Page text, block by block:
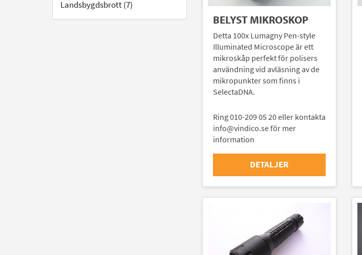
Landsbygdsbrott (7)
BELYST MIKROSKOP
Detta 100x Lumagny Pen-style
Illuminated Microscope är ett
mikroskåp perfekt för polisers
användning vid avläsning av de
mikropunkter som finns i
SelectaDNA.
Ring 010-209 05 20 eller kontakta
info@vindico.se för mer
information
DETALJER